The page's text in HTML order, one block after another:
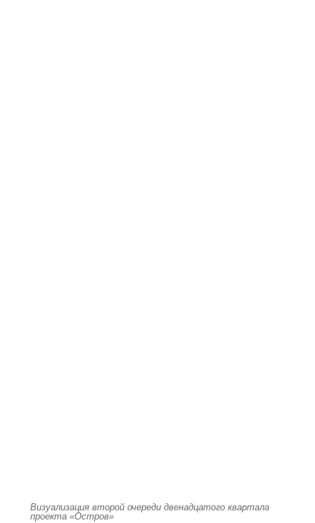
Визуализация второй очереди двенадцатого квартала
проекта «Остров»